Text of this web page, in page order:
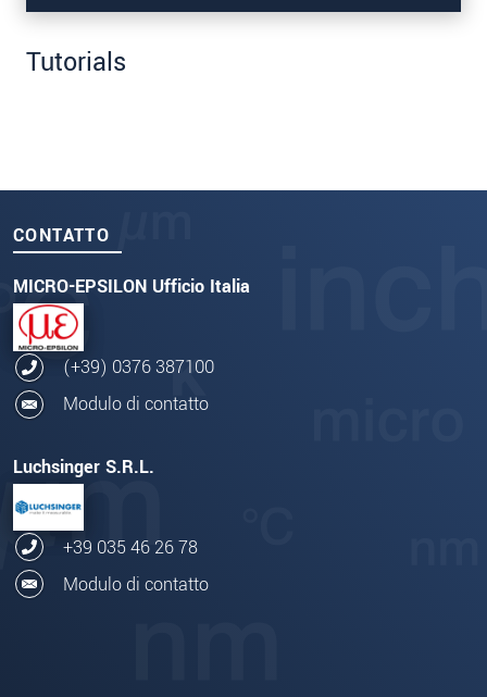
Tutorials
CONTATTO
MICRO-EPSILON Ufficio Italia
(+39) 0376 387100
Modulo di contatto
Luchsinger S.R.L.
+39 035 46 26 78
Modulo di contatto